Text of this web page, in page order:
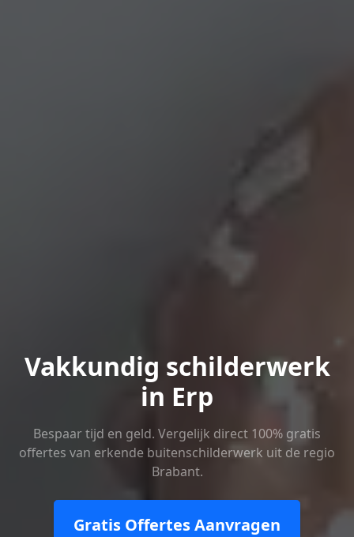
Vakkundig schilderwerk
in Erp
Bespaar tijd en geld. Vergelijk direct 100% gratis
offertes van erkende buitenschilderwerk uit de regio
Brabant.
Gratis Offertes Aanvragen